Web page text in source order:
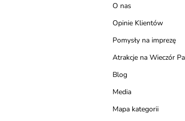
O nas
Opinie Klientów
Pomysły na imprezę
Atrakcje na Wieczór
Blog
Media
Mapa kategorii